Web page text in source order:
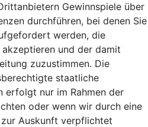
Gewinnspiele über
durchführen, bei denen Sie
werden, die
und der damit
zuzustimmen. Die
staatliche
erfolgt nur im Rahmen der
oder wenn wir durch eine
Auskunft verpflichtet